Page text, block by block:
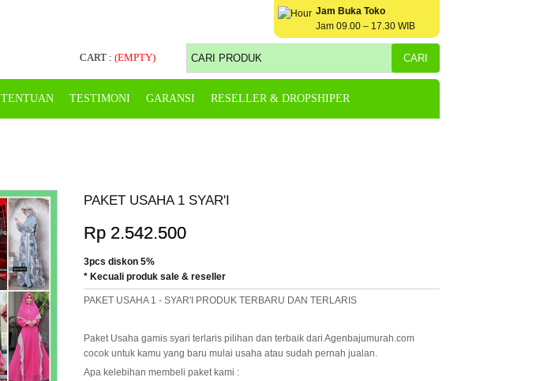
CART : (EMPTY)
Jam Buka Toko
Jam 09.00 – 17.30 WIB
TESTIMONI GARANSI RESELLER & DROPSHIPER
PAKET USAHA 1 SYAR'I
Rp 2.542.500
3pcs diskon 5%
* Kecuali produk sale & reseller
PAKET USAHA 1 - SYAR'I PRODUK TERBARU DAN TERLARIS
Paket Usaha gamis syari terlaris pilihan dan terbaik dari Agenbajumurah.com
cocok untuk kamu yang baru mulai usaha atau sudah pernah jualan.
Apa kelebihan membeli paket kami :